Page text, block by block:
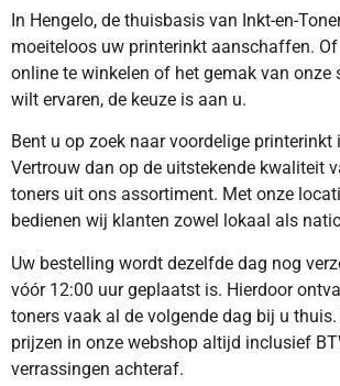
In Hengelo, de thuisbasis van Inkt-en-
moeiteloos uw printerinkt aanschaffen.
online te winkelen of het gemak van onze
wilt ervaren, de keuze is aan u.
Bent u op zoek naar voordelige printerinkt
Vertrouw dan op de uitstekende kwaliteit
toners uit ons assortiment. Met onze
bedienen wij klanten zowel lokaal als
Uw bestelling wordt dezelfde dag nog
vóór 12:00 uur geplaatst is. Hierdoor
toners vaak al de volgende dag bij u
prijzen in onze webshop altijd inclusief
verrassingen achteraf.